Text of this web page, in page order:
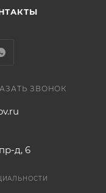
с отделом
наличие
повторной
ЗВОНОК
д, 6